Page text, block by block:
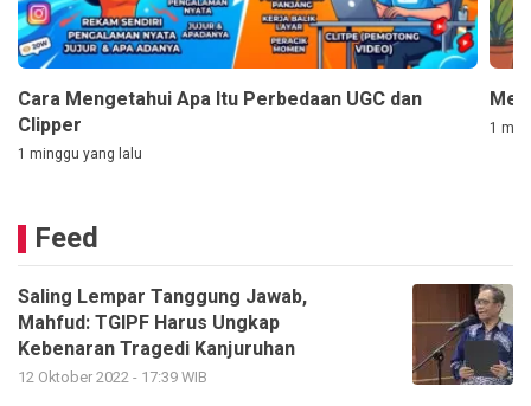
Cara Mengetahui Apa Itu Perbedaan UGC dan
Clipper
1 minggu yang lalu
1
Feed
Saling Lempar Tanggung Jawab,
Mahfud: TGIPF Harus Ungkap
Kebenaran Tragedi Kanjuruhan
12 Oktober 2022 - 17:39 WIB